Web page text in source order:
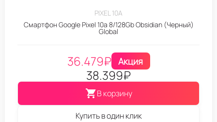
PIXEL 10A
Смартфон Google Pixel 10a 8/128Gb Obsidian (Черный)
Global
36.479₽ Акция
38.399₽
В корзину
Купить в один клик